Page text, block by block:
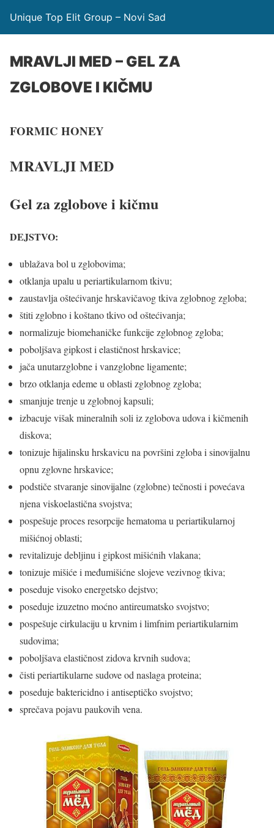
Unique Top Elit Group – Novi Sad
MRAVLJI MED – GEL ZA
ZGLOBOVE I KIČMU
FORMIC HONEY
MRAVLJI MED
Gel za zglobove i kičmu
DEJSTVO:
ublažava bol u zglobovima;
otklanja upalu u periartikularnom tkivu;
zaustavlja oštećivanje hrskavičavog tkiva zglobnog zgloba;
štiti zglobno i koštano tkivo od oštećivanja;
normalizuje biomehaničke funkcije zglobnog zgloba;
poboljšava gipkost i elastičnost hrskavice;
jača unutarzglobne i vanzglobne ligamente;
brzo otklanja edeme u oblasti zglobnog zgloba;
smanjuje trenje u zglobnoj kapsuli;
izbacuje višak mineralnih soli iz zglobova udova i kičmenih
diskova;
tonizuje hijalinsku hrskavicu na površini zgloba i sinovijalnu
opnu zglovne hrskavice;
podstiče stvaranje sinovijalne (zglobne) tečnosti i povećava
njena viskoelastična svojstva;
pospešuje proces resorpcije hematoma u periartikularnoj
mišićnoj oblasti;
revitalizuje debljinu i gipkost mišićnih vlakana;
tonizuje mišiće i međumišićne slojeve vezivnog tkiva;
poseduje visoko energetsko dejstvo;
poseduje izuzetno moćno antireumatsko svojstvo;
pospešuje cirkulaciju u krvnim i limfnim periartikularnim
sudovima;
poboljšava elastičnost zidova krvnih sudova;
čisti periartikularne sudove od naslaga proteina;
poseduje baktericidno i antiseptičko svojstvo;
sprečava pojavu paukovih vena.